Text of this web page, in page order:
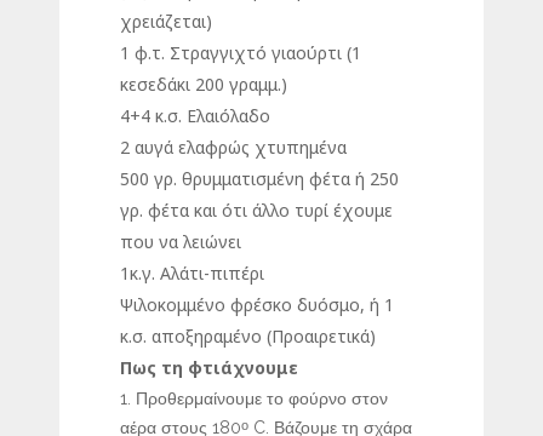
χρειάζεται)
1 φ.τ. Στραγγιχτό γιαούρτι (1
κεσεδάκι 200 γραμμ.)
4+4 κ.σ. Ελαιόλαδο
2 αυγά ελαφρώς χτυπημένα
500 γρ. θρυμματισμένη φέτα ή 250
γρ. φέτα και ότι άλλο τυρί έχουμε
που να λειώνει
1κ.γ. Αλάτι-πιπέρι
Ψιλοκομμένο φρέσκο δυόσμο, ή 1
κ.σ. αποξηραμένο (Προαιρετικά)
Πως τη φτιάχνουμε
Προθερμαίνουμε το φούρνο στον
αέρα στους 180ο C. Βάζουμε τη σχάρα